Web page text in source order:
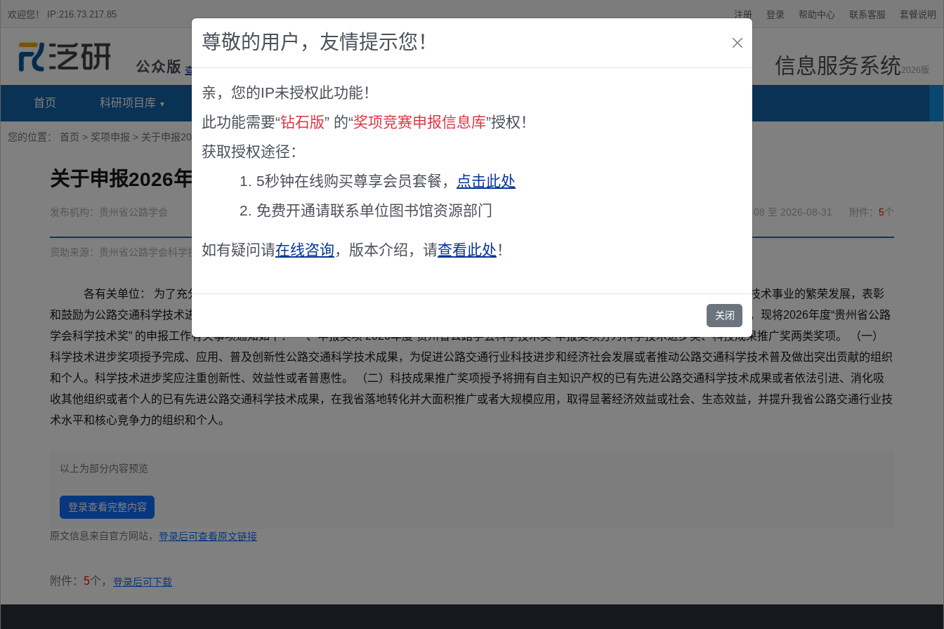
欢迎您！ IP:216.73.217.85 注册 登录 帮助中心 联系客服 套餐说明
公众版 查看说明 信息服务系统2026版
首页 科研项目库 项目指南库 奖项竞赛库
您的位置： 首页 > 奖项申报 > 关于申报2026年度“贵州省公路学会科学技术奖”的通知
关于申报2026年度“贵州省公路学会科学技术奖”的通知
发布机构： 贵州省公路学会 2026-07-08 至 2026-08-31 附件： 5个
资助来源： 贵州省公路学会科学技术奖
各有关单位： 为了充分调动我省公路交通行业从事科学研究、技术创新与开发等科技工作者的积极性和创造性，促进我省公路交通科学技术事业的繁荣发展，表彰
和鼓励为公路交通科学技术进步做出突出贡献的组织和个人，根据《贵州省公路学会科学技术奖奖励办法（2024年修订版）》有关规定和要求，现将2026年度“贵州省公路
学会科学技术奖” 的申报工作有关事项通知如下： 一、申报奖项 2026年度“贵州省公路学会科学技术奖”申报奖项分为科学技术进步奖、科技成果推广奖两类奖项。 （一）
科学技术进步奖项授予完成、应用、普及创新性公路交通科学技术成果，为促进公路交通行业科技进步和经济社会发展或者推动公路交通科学技术普及做出突出贡献的组织
和个人。科学技术进步奖应注重创新性、效益性或者普惠性。 （二）科技成果推广奖项授予将拥有自主知识产权的已有先进公路交通科学技术成果或者依法引进、消化吸
收其他组织或者个人的已有先进公路交通科学技术成果，在我省落地转化并大面积推广或者大规模应用，取得显著经济效益或社会、生态效益，并提升我省公路交通行业技
术水平和核心竞争力的组织和个人。
以上为部分内容预览
登录查看完整内容
原文信息来自官方网站， 登录后可查看原文链接
附件： 5个， 登录后可下载
尊敬的用户，友情提示您！
亲，您的IP未授权此功能！
此功能需要“钻石版” 的“奖项竞赛申报信息库”授权！
获取授权途径：
5秒钟在线购买尊享会员套餐，
点击此处
免费开通请联系单位图书馆资源部门
如有疑问请在线咨询，版本介绍，请查看此处 ！
关闭